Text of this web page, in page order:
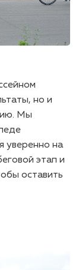
но и
Мы
уверенно на
этап и
оставить